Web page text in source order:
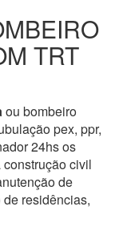
TRT
ou bombeiro
pex, ppr,
24hs os
civil
de
residências,